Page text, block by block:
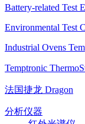
Battery-related Test
Environmental Test
Industrial Ovens
Temptronic
法国捷龙 Dragon
分析仪器